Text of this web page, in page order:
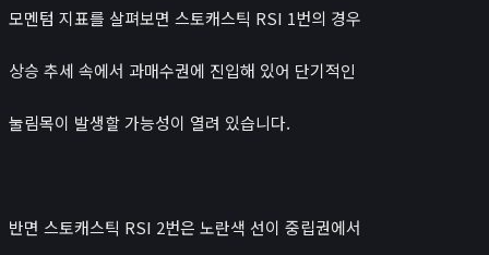
모멘텀 지표를 살펴보면 스토캐스틱 RSI 1번의 경우
상승 추세 속에서 과매수권에 진입해 있어 단기적인
눌림목이 발생할 가능성이 열려 있습니다.
반면 스토캐스틱 RSI 2번은 노란색 선이 중립권에서